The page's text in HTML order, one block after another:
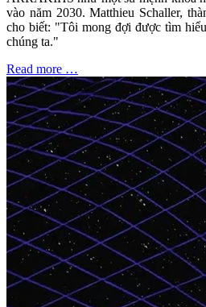
vào năm 2030. Matthieu Schaller,
cho biết: "Tôi mong đợi được tìm
chúng ta."
Read more …